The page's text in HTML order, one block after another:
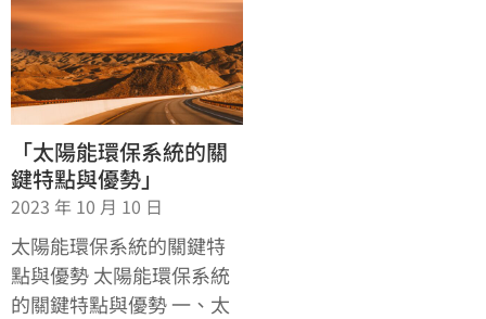
「太陽能環保系統的關
鍵特點與優勢」
2023 年 10 月 10 日
太陽能環保系統的關鍵特
點與優勢 太陽能環保系統
的關鍵特點與優勢 一、太